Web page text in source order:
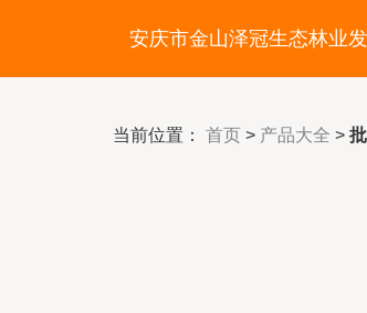
安庆市金山泽冠生态林业
当前位置： 首页 > 产品大全 >